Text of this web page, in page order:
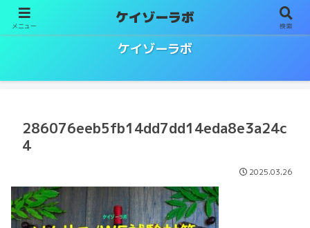
ケイゾーラボ
286076eeb5fb14dd7dd14eda8e3a24c
4
2025.03.26
メニュー ケイゾーラボ 検索